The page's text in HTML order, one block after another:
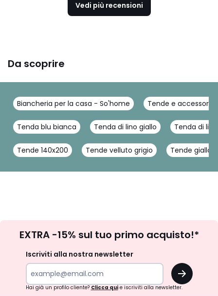
Vedi più recensioni
Da scoprire
Biancheria per la casa - So'home Tende e accessori
Tenda blu bianca Tenda di lino giallo Tenda di
Tende 140x200 Tende velluto grigio Tende giallo
newsletter
EXTRA -15% sul tuo primo acquisto!*
Iscriviti alla nostra newsletter
OK
Hai già un profilo cliente? Clicca quie iscriviti alla newsletter.